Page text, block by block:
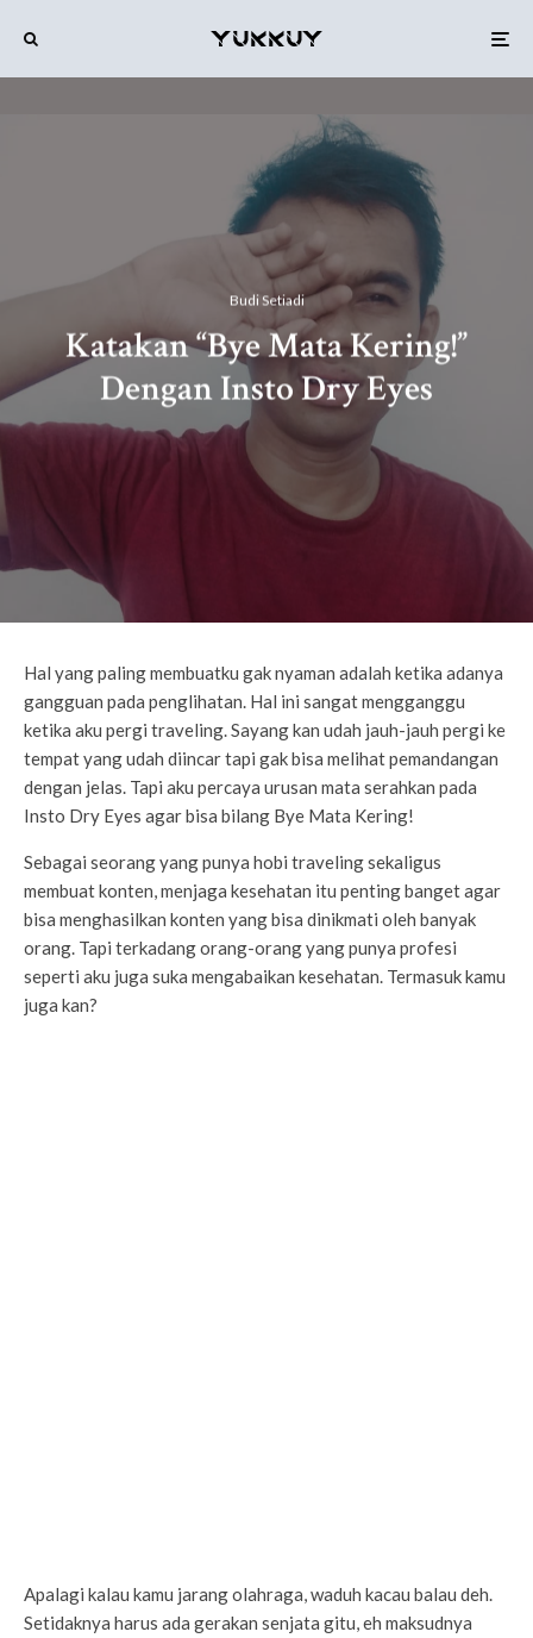
Budi Setiadi
Katakan “Bye Mata Kering!”
Dengan Insto Dry Eyes
Hal yang paling membuatku gak nyaman adalah ketika adanya
gangguan pada penglihatan. Hal ini sangat mengganggu
ketika aku pergi traveling. Sayang kan udah jauh-jauh pergi ke
tempat yang udah diincar tapi gak bisa melihat pemandangan
dengan jelas. Tapi aku percaya urusan mata serahkan pada
Insto Dry Eyes agar bisa bilang Bye Mata Kering!
Sebagai seorang yang punya hobi traveling sekaligus
membuat konten, menjaga kesehatan itu penting banget agar
bisa menghasilkan konten yang bisa dinikmati oleh banyak
orang. Tapi terkadang orang-orang yang punya profesi
seperti aku juga suka mengabaikan kesehatan. Termasuk kamu
juga kan?
Apalagi kalau kamu jarang olahraga, waduh kacau balau deh.
Setidaknya harus ada gerakan senjata gitu, eh maksudnya